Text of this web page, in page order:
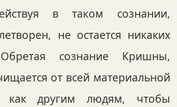
в таком сознании,
не остается никаких
Обретая сознание Кришны,
от всей материальной
как другим людям, чтобы